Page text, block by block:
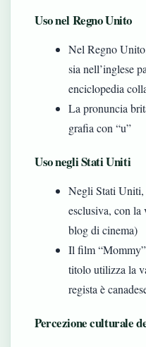
Uso nel Regno Unito
Nel Regno
sia nell’inglese
enciclopedia
La pronuncia
grafia con “u”
Uso negli Stati Uniti
Negli Stati Uniti,
esclusiva, con la
blog di cinema)
Il film
titolo utilizza la
regista è
Percezione culturale